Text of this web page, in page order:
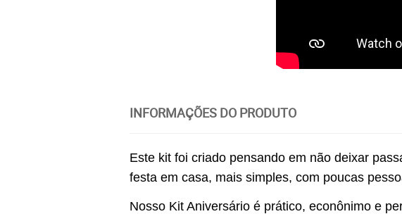
INFORMAÇÕES DO PRODUTO
Este kit foi criado pensando em não deixar
festa em casa, mais simples, com poucas
Nosso Kit Aniversário é prático, econônimo e